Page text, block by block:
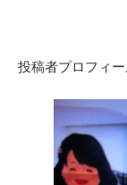
投稿者プロフィ